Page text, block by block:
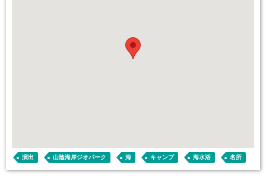
演出 山陰海岸ジオパーク 海 キャンプ 海水浴 名所